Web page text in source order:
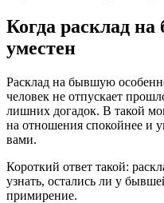
Когда расклад
уместен
Расклад на бывшую
человек не отпускает
лишних догадок. В такой
на отношения спокойнее и
вами.
Короткий ответ такой:
узнать, остались ли у
примирение.